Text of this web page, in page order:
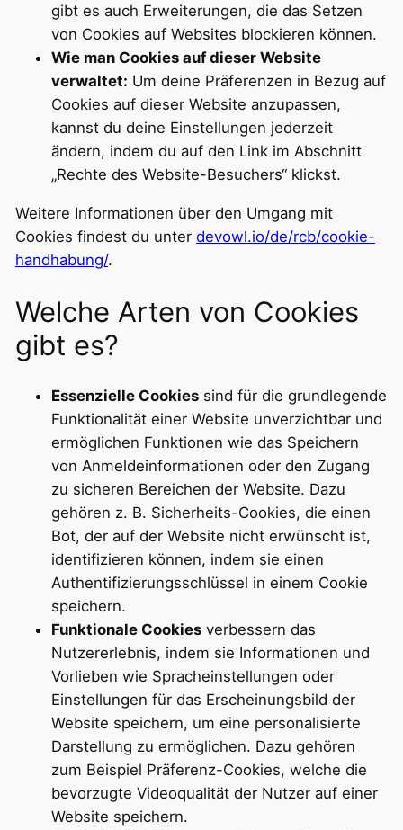
gibt es auch Erweiterungen, die das Setzen
von Cookies auf Websites blockieren können.
Wie man Cookies auf dieser Website
verwaltet: Um deine Präferenzen in Bezug auf
Cookies auf dieser Website anzupassen,
kannst du deine Einstellungen jederzeit
ändern, indem du auf den Link im Abschnitt
„Rechte des Website-Besuchers“ klickst.
Weitere Informationen über den Umgang mit
Cookies findest du unter devowl.io/de/rcb/cookie-
handhabung/.
Welche Arten von Cookies
gibt es?
Essenzielle Cookiessind für die grundlegende
Funktionalität einer Website unverzichtbar und
ermöglichen Funktionen wie das Speichern
von Anmeldeinformationen oder den Zugang
zu sicheren Bereichen der Website. Dazu
gehören z. B. Sicherheits-Cookies, die einen
Bot, der auf der Website nicht erwünscht ist,
identifizieren können, indem sie einen
Authentifizierungsschlüssel in einem Cookie
speichern.
Funktionale Cookiesverbessern das
Nutzererlebnis, indem sie Informationen und
Vorlieben wie Spracheinstellungen oder
Einstellungen für das Erscheinungsbild der
Website speichern, um eine personalisierte
Darstellung zu ermöglichen. Dazu gehören
zum Beispiel Präferenz-Cookies, welche die
bevorzugte Videoqualität der Nutzer auf einer
Website speichern.